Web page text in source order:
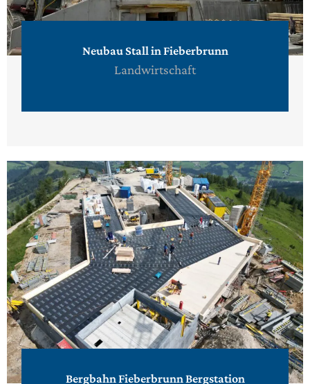
Neubau Stall in Fieberbrunn
Landwirtschaft
Bergbahn Fieberbrunn Bergstation